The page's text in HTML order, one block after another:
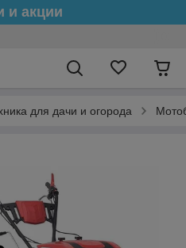
и акции
для дачи и огорода